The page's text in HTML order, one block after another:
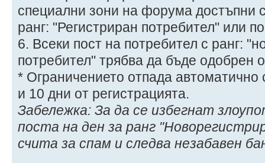
специални зони на форума достъпни
ранг: "Регистриран потребител" или
6. Всеки пост на потребител с ранг:
потребител" трябва да бъде одобрен
* Ограничението отпада
и 10 дни от регистрацията.
Забележка: За да се избегнат
поста на ден за ранг
счита за спам и следва незабавен